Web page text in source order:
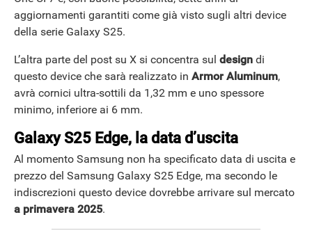
aggiornamenti garantiti come già visto sugli altri device
della serie Galaxy S25.
L’altra parte del post su X si concentra sul design di
questo device che sarà realizzato in Armor Aluminum,
avrà cornici ultra-sottili da 1,32 mm e uno spessore
minimo, inferiore ai 6 mm.
Galaxy S25 Edge, la data d’uscita
Al momento Samsung non ha specificato data di uscita e
prezzo del Samsung Galaxy S25 Edge, ma secondo le
indiscrezioni questo device dovrebbe arrivare sul mercato
a primavera 2025.